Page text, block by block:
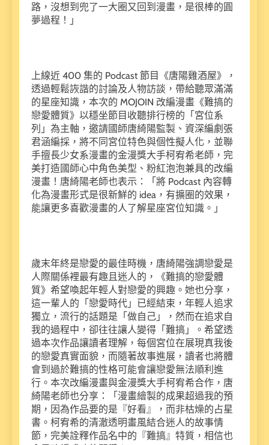
路，沒想到兜了一大圈又回到漫畫，是很棒的圓
夢過程！」
上線近 400 集的 Podcast 節目《唐陽雞酒屋》，
透過輕鬆詼諧的討論及人物訪談，帶給聽眾滿滿
的星座知識，本次的 MOJOIN 改編漫畫《難搞的
戀愛體質》以穩坐節目收聽排行榜的「宮位系
列」為主軸，邀請國師唐綺陽監製、資深編劇張
君涵編採，將不同宮位特色與個性擬人化，並聯
手擅長少女系漫畫的金漫獎大手柯宥希老師，完
美打造國師心中角色美型、粉紅泡泡兼具的改編
漫畫！唐綺陽老師也表示：「將 Podcast 內容轉
化為漫畫形式是很新鮮的 idea，有擴圈的效果，
能讓更多喜歡漫畫的人了解星座宮位知識。」
歲末年終是戀愛的最佳時機，唐綺陽強調戀愛是
人際關係裡最有趣且迷人的，《難搞的戀愛體
質》希望喚起年輕人對戀愛的興趣。她也分享，
這一輩人的「戀愛時代」已經結束，年輕人追求
獨立，流行的話題是「做自己」，然而在追求自
我的過程中，卻往往讓人變得「難搞」。希望透
過本次作品讓讀者理解，每個宮位在展現真我後
的戀愛真實面貌，而隨著故事進展，讀者也將體
會到過於難搞的性格可能會讓戀愛無法順利進
行。本次改編漫畫與金漫獎大手柯宥希合作，唐
綺陽老師也分享：「漫畫繪製的成果超過我的預
期，因為作品要的是『好看』，而非枯燥的占星
書。柯宥希的清澈透明畫風結合迷人的故事情
節，完美詮釋作品名中的『難搞』特質，相信也